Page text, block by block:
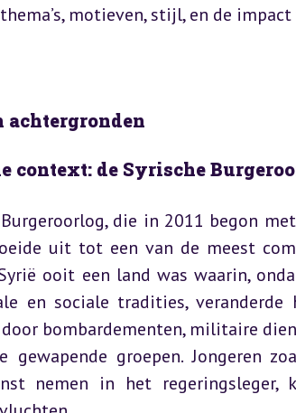
motieven, stijl, en de
achtergronden
context: de Syrische
Burgeroorlog, die in 2011 begon
uit tot een van de meest
ooit een land was waarin,
en sociale tradities,
bombardementen, militaire
gewapende groepen. Jongeren
nemen in het regeringsleger,